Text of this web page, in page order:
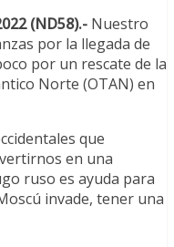
(ND58).- Nuestro
por la llegada de
por un rescate de la
Norte (OTAN) en
que
en una
ruso es ayuda para
invade, tener una